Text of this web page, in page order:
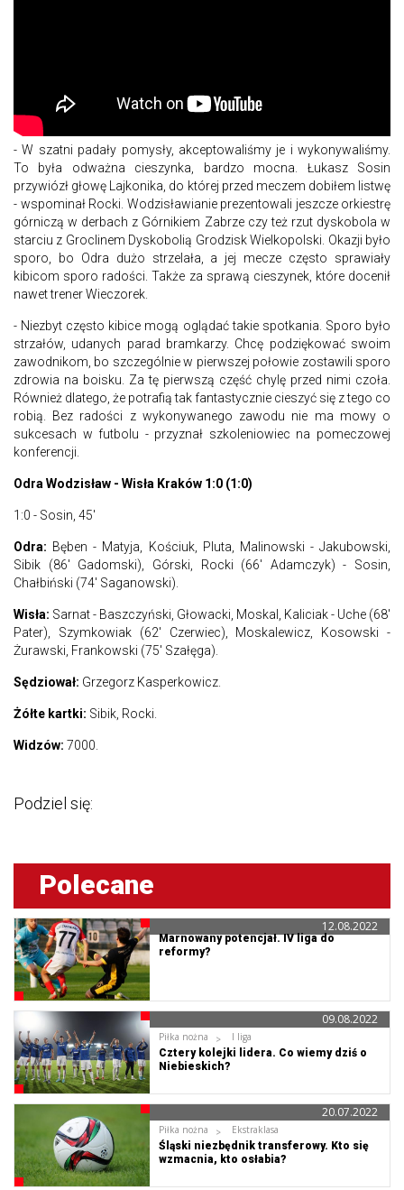
- W szatni padały pomysły, akceptowaliśmy je i wykonywaliśmy.
To była odważna cieszynka, bardzo mocna. Łukasz Sosin
przywiózł głowę Lajkonika, do której przed meczem dobiłem listwę
- wspominał Rocki. Wodzisławianie prezentowali jeszcze orkiestrę
górniczą w derbach z Górnikiem Zabrze czy też rzut dyskobola w
starciu z Groclinem Dyskobolią Grodzisk Wielkopolski. Okazji było
sporo, bo Odra dużo strzelała, a jej mecze często sprawiały
kibicom sporo radości. Także za sprawą cieszynek, które docenił
nawet trener Wieczorek.
- Niezbyt często kibice mogą oglądać takie spotkania. Sporo było
strzałów, udanych parad bramkarzy. Chcę podziękować swoim
zawodnikom, bo szczególnie w pierwszej połowie zostawili sporo
zdrowia na boisku. Za tę pierwszą część chylę przed nimi czoła.
Również dlatego, że potrafią tak fantastycznie cieszyć się z tego co
robią. Bez radości z wykonywanego zawodu nie ma mowy o
sukcesach w futbolu - przyznał szkoleniowiec na pomeczowej
konferencji.
Odra Wodzisław - Wisła Kraków 1:0 (1:0)
1:0 - Sosin, 45'
Odra: Bęben - Matyja, Kościuk, Pluta, Malinowski - Jakubowski,
Sibik (86' Gadomski), Górski, Rocki (66' Adamczyk) - Sosin,
Chałbiński (74' Saganowski).
Wisła: Sarnat - Baszczyński, Głowacki, Moskal, Kaliciak - Uche (68'
Pater), Szymkowiak (62' Czerwiec), Moskalewicz, Kosowski -
Żurawski, Frankowski (75' Szałęga).
Sędziował: Grzegorz Kasperkowicz.
Żółte kartki: Sibik, Rocki.
Widzów: 7000.
Podziel się:
Polecane
Marnowany potencjał. IV liga do
reformy?
12.08.2022
Piłka nożna
I liga
Cztery kolejki lidera. Co wiemy dziś o
Niebieskich?
09.08.2022
Piłka nożna
Ekstraklasa
Śląski niezbędnik transferowy. Kto się
wzmacnia, kto osłabia?
20.07.2022